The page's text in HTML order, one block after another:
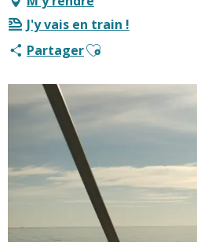
J'y vais en train !
PartagerAjouter aux favoris